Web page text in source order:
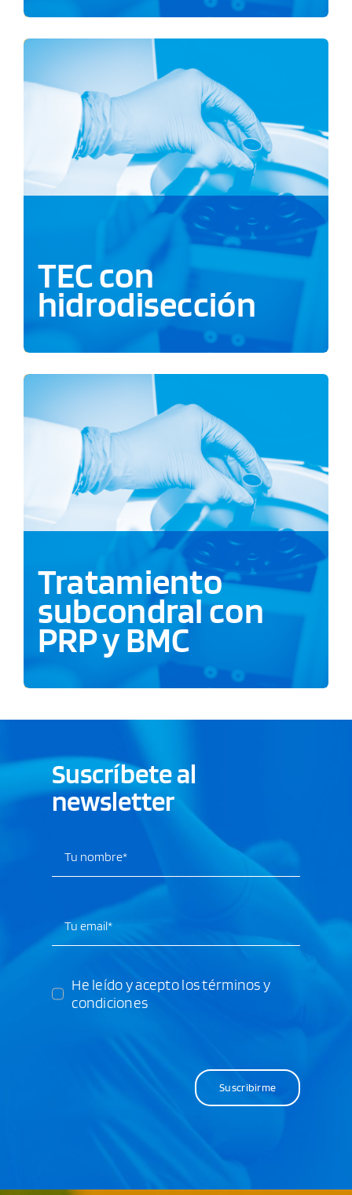
TEC con
hidrodisección
Tratamiento
subcondral con
PRP y BMC
Suscríbete al
newsletter
He leído y acepto los términos y
condiciones
Suscribirme